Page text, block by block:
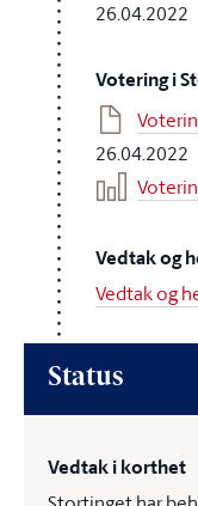
26.04.2022
Votering i
26.04.2022
Vedtak og
Vedtak og
Status
Vedtak i korthet